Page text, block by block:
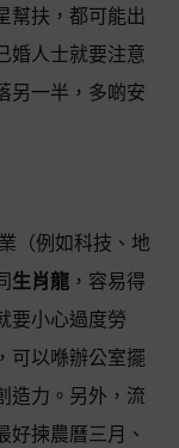
幫扶，都可能出
婚人士就要注意
另一半，多啲安
（例如科技、地
生肖龍 ，容易得
要小心過度勞
可以喺辦公室擺
造力。另外，流
好揀農曆三月、